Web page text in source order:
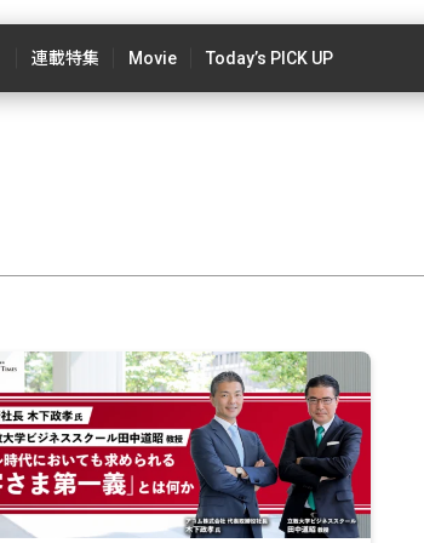
連載特集 Movie Today’s PICK UP